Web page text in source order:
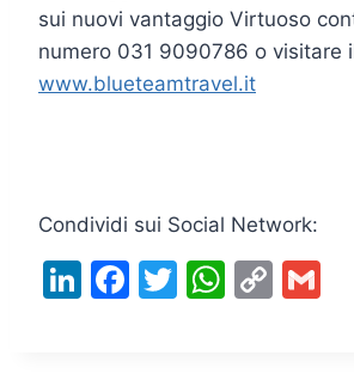
sui nuovi vantaggio Virtuoso
numero 031 9090786 o visitare
www.blueteamtravel.it
Condividi sui Social Network:
Li F
T
W C